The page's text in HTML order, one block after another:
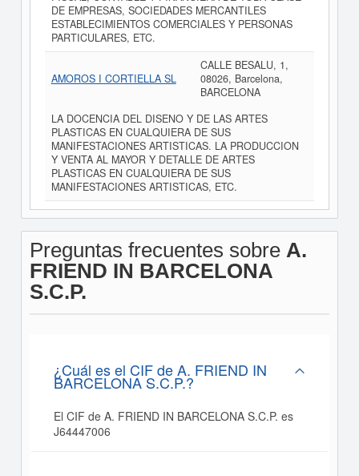
DE EMPRESAS, SOCIEDADES MERCANTILES
ESTABLECIMIENTOS COMERCIALES Y PERSONAS
PARTICULARES, ETC.
AMOROS I CORTIELLA SL
CALLE BESALU, 1,
08026, Barcelona,
BARCELONA
LA DOCENCIA DEL DISENO Y DE LAS ARTES
PLASTICAS EN CUALQUIERA DE SUS
MANIFESTACIONES ARTISTICAS. LA PRODUCCION
Y VENTA AL MAYOR Y DETALLE DE ARTES
PLASTICAS EN CUALQUIERA DE SUS
MANIFESTACIONES ARTISTICAS, ETC.
Preguntas frecuentes sobre A.
FRIEND IN BARCELONA
S.C.P.
¿Cuál es el CIF de A. FRIEND IN
BARCELONA S.C.P.?
El CIF de A. FRIEND IN BARCELONA S.C.P. es
J64447006